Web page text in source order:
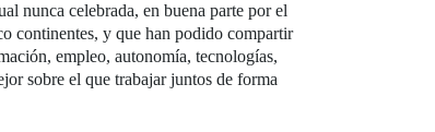
nunca celebrada, en buena parte por el
continentes, y que han podido compartir
empleo, autonomía, tecnologías,
sobre el que trabajar juntos de forma